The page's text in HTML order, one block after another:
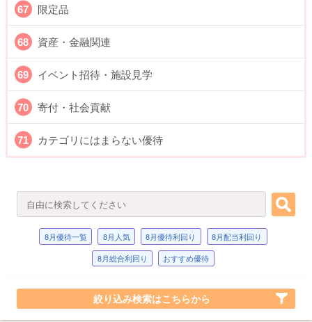
限定品
資産・金融関連
イベント招待・施設見学
寄付・社会貢献
カテゴリにはまらない優待
8月優待一覧 8月人気 8月優待利回り
8月配当利回り
8月総合利回り
おすすめ優待
絞り込み検索はこちらから